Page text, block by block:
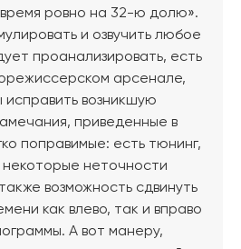
ровно на 32-ю долю».
и озвучить любое
проанализировать, есть
арсенале,
возникшую
приведенные в
поправимые: есть тюнинг,
неточности
возможность сдвинуть
как влево, так и вправо
А вот манеру,